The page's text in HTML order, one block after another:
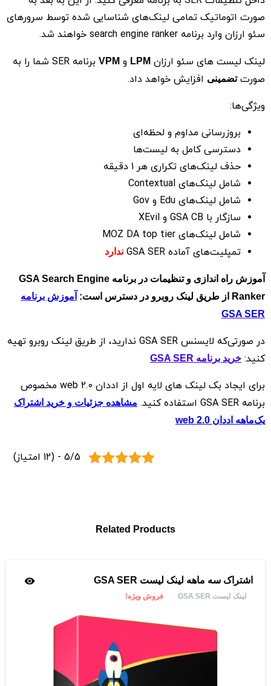
صورت اتوماتیک تمامی لینک‌های شناسایی شده توسط سرورهای
سئو ارزان وارد برنامه search engine ranker خواهند شد.
لینک لیست های سئو ارزان LPM و VPM
برنامه SER شما را به
صورتتضمینی افزایش خواهد داد.
ویژگی‌ها:
بروزرسانی مداوم و لحظه‌ای
دسترسی کامل به لیست‌ها
حذف لینک‌های تکراری هر 1 دقیقه
شامل لینک‌های Contextual
شامل لینک‌های Edu و Gov
سازگار با GSA CB و XEvil
شامل لینک‌های MOZ DA top tier
تمپلیت‌های آماده GSA SER
ندارد
آموزش راه اندازی و تنظیمات در برنامه GSA Search Engine
Ranker از طریق لینک روبرو در دسترس است:
آموزش برنامه
GSA SER
در صورتی‌که لایسنس GSA SER ندارید، از طریق لینک روبرو تهیه
کنید: خرید برنامه GSA SER
برای ایجاد بک لینک های لایه اول از اددان web 2.0 مخصوص
برنامه GSA SER استفاده کنید.
مشاهده جزئیات و خرید اشتراک
یک‌ماهه اددان web 2.0
5/5 - (12 امتیاز)
Related Products
اشتراک سه ماهه لینک لیست GSA SER
لینک لیست GSA SER فروش ویژه!